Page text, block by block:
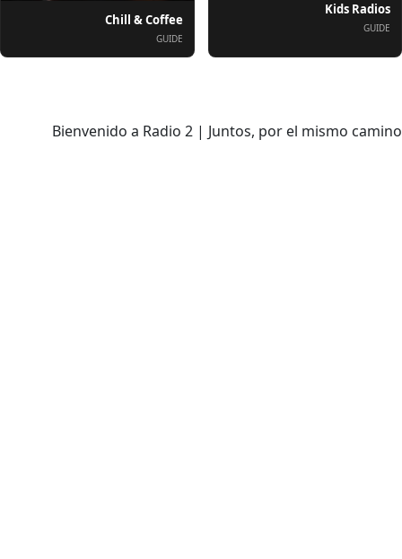
Kids Radios
GUIDE
Chill & Coffee
GUIDE
Bienvenido a Radio 2 | Juntos, por el mismo camino